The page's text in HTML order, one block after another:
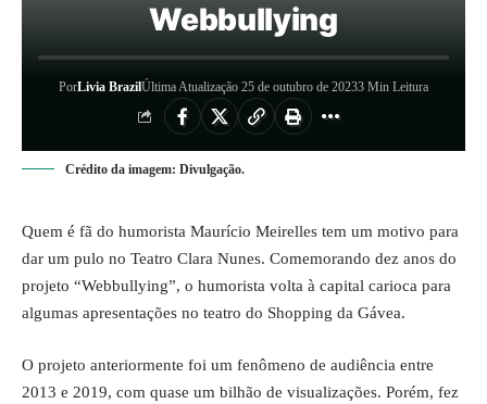
Webbullying
PorLivia BrazilÚltima Atualização 25 de outubro de 20233 Min Leitura
Crédito da imagem: Divulgação.
Quem é fã do humorista Maurício Meirelles tem um motivo para
dar um pulo no Teatro Clara Nunes. Comemorando dez anos do
projeto “Webbullying”, o humorista volta à capital carioca para
algumas apresentações no teatro do Shopping da Gávea.
O projeto anteriormente foi um fenômeno de audiência entre
2013 e 2019, com quase um bilhão de visualizações. Porém, fez